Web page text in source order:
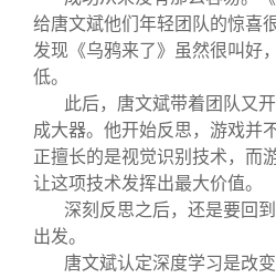
给唐文斌他们年轻团队的惊喜
发现《乌鸦来了》虽然很叫好
低。
此后，唐文斌带着团队又
成大器。他开始反思，游戏并
正擅长的是视觉识别技术，而
让这项技术发挥出最大价值。
深刻反思之后，还是要回
出发。
唐文斌认定深度学习是改